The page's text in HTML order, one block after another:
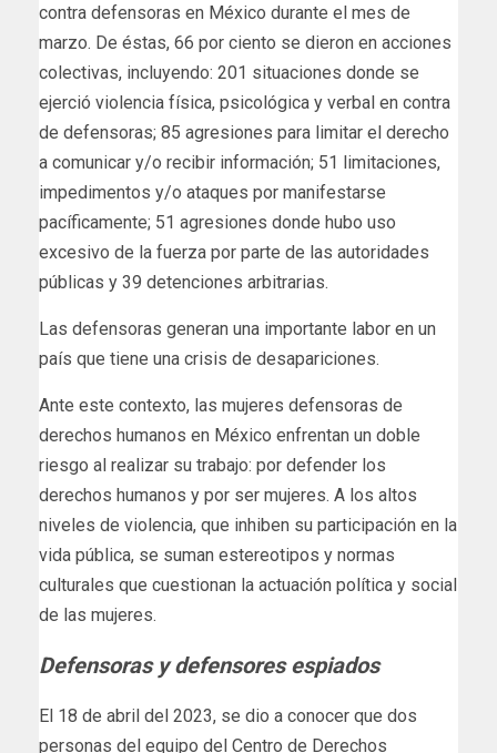
contra defensoras en México durante el mes de
marzo. De éstas, 66 por ciento se dieron en acciones
colectivas, incluyendo: 201 situaciones donde se
ejerció violencia física, psicológica y verbal en contra
de defensoras; 85 agresiones para limitar el derecho
a comunicar y/o recibir información; 51 limitaciones,
impedimentos y/o ataques por manifestarse
pacíficamente; 51 agresiones donde hubo uso
excesivo de la fuerza por parte de las autoridades
públicas y 39 detenciones arbitrarias.
Las defensoras generan una importante labor en un
país que tiene una crisis de desapariciones.
Ante este contexto, las mujeres defensoras de
derechos humanos en México enfrentan un doble
riesgo al realizar su trabajo: por defender los
derechos humanos y por ser mujeres. A los altos
niveles de violencia, que inhiben su participación en la
vida pública, se suman estereotipos y normas
culturales que cuestionan la actuación política y social
de las mujeres.
Defensoras y defensores espiados
El 18 de abril del 2023, se dio a conocer que dos
personas del equipo del Centro de Derechos